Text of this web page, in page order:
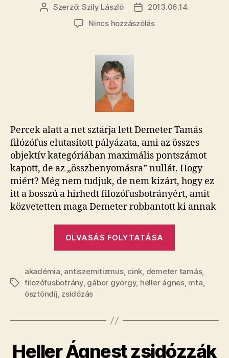
Bejegyzés
Szerző: Szily László
Bejegyzés
dátuma
2013.06.14.
Nincs hozzászólása(z)
bejegyzéshez
Percek alatt a net sztárja lett Demeter Tamás
filózófus elutasított pályázata, ami az összes
objektív kategóriában maximális pontszámot
kapott, de az „összbenyomásra” nullát. Hogy
miért? Még nem tudjuk, de nem kizárt, hogy ez
itt a bosszú a hirhedt filozófusbotrányért, amit
közvetetten maga Demeter robbantott ki annak
OLVASÁS FOLYTATÁSA
bosszúja
a
Címkék
akadémia, antiszemitizmus, cink, demeter tamás,
filozófusbotrány, gábor györgy, heller ágnes, mta,
ösztöndíj, zsidózás
Heller Ágnest zsidózzák